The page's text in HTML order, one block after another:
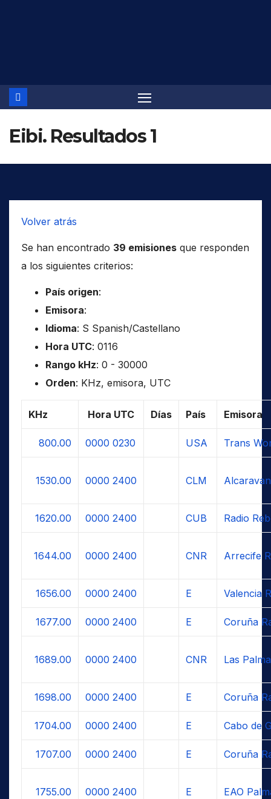
Eibi. Resultados 1
Volver atrás
Se han encontrado 39 emisiones que responden
a los siguientes criterios:
País origen:
Emisora:
Idioma: S Spanish/Castellano
Hora UTC: 0116
Rango kHz: 0 - 30000
Orden: KHz, emisora, UTC
KHz Hora UTC Días País Emisora
800.00 0000 0230 USA Trans
1530.00 0000 2400 CLM
1620.00 0000 2400 CUB Radio
1644.00 0000 2400 CNR Arrecife
1656.00 0000 2400 E Valencia
1677.00 0000 2400 E Coruña
1689.00 0000 2400 CNR Las
1698.00 0000 2400 E Coruña
1704.00 0000 2400 E Cabo de
1707.00 0000 2400 E Coruña
1755.00 0000 2400 E EAO